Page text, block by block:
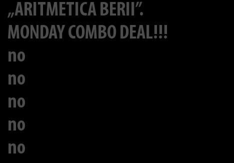
„ARITMETICA BERII”.
MONDAY COMBO DEAL!!!
no
no
no
no
no